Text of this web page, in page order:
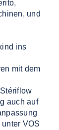
und
ins
mit dem
auch auf
VOS